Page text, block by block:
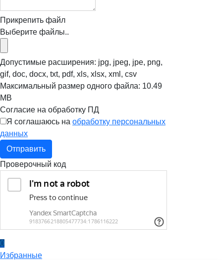
Прикрепить файл
Выберите файлы..
Допустимые расширения: jpg, jpeg, jpe, png,
gif, doc, docx, txt, pdf, xls, xlsx, xml, csv
Максимальный размер одного файла: 10.49
MB
Согласие на обработку ПД
Я соглашаюсь на обработку персональных
данных
Отправить
Проверочный код
0
Избранные